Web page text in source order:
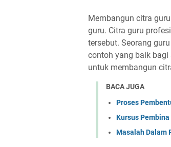
Membangun citra
guru. Citra guru
tersebut. Seorang
contoh yang baik bagi
untuk membangun
BACA JUGA
Proses
Kursus
Masalah Dalam